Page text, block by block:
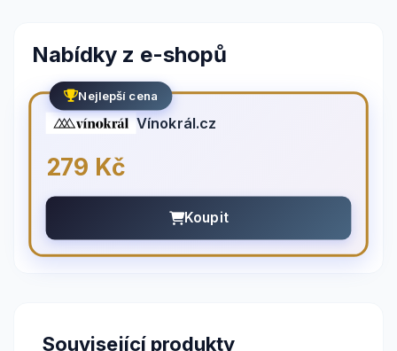
Nabídky z e-shopů
Nejlepší cena
Vínokrál.cz
279 Kč
Koupit
Související produkty